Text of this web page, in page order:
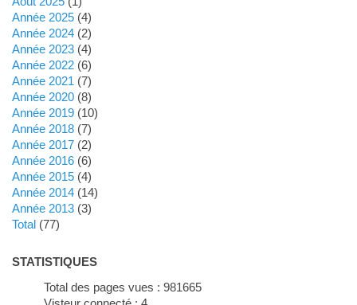
année 2025(4)
année 2024(2)
année 2023(4)
année 2022(6)
année 2021 (7)
année 2020(8)
année 2019(10)
année 2018(7)
année 2017(2)
année 2016(6)
année 2015(4)
année 2014(14)
année 2013(3)
total (77)
STATISTIQUES
Total des pages vues : 981665